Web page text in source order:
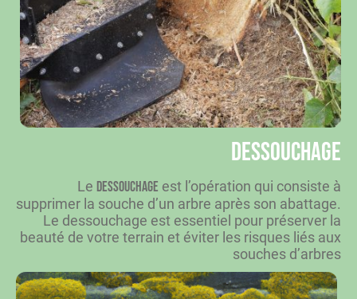
Dessouchage
Le dessouchage est l’opération qui consiste à
supprimer la souche d’un arbre après son abattage.
Le dessouchage est essentiel pour préserver la
beauté de votre terrain et éviter les risques liés aux
souches d’arbres